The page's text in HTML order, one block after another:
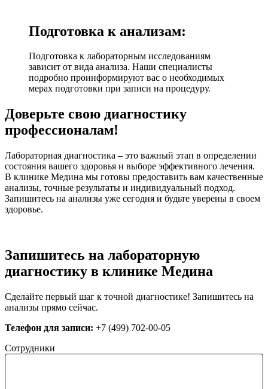
Подготовка к анализам:
Подготовка к лабораторным исследованиям
зависит от вида анализа. Наши специалисты
подробно проинформируют вас о необходимых
мерах подготовки при записи на процедуру.
Доверьте свою диагностику
профессионалам!
Лабораторная диагностика – это важный этап в определении
состояния вашего здоровья и выборе эффективного лечения.
В клинике Медина мы готовы предоставить вам качественные
анализы, точные результаты и индивидуальный подход.
Запишитесь на анализы уже сегодня и будьте уверены в своем
здоровье.
Запишитесь на лабораторную
диагностику в клинике Медина
Сделайте первый шаг к точной диагностике! Запишитесь на
анализы прямо сейчас.
Телефон для записи: +7 (499) 702-00-05
Сотрудники